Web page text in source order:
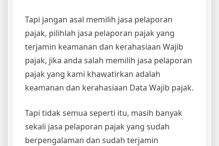
Tapi jangan asal memilih jasa pelaporan
pajak, pilihlah jasa pelaporan pajak yang
terjamin keamanan dan kerahasiaan Wajib
pajak, jika anda salah memilih jasa pelaporan
pajak yang kami khawatirkan adalah
keamanan dan kerahasiaan Data Wajib pajak.
Tapi tidak semua seperti itu, masih banyak
sekali jasa pelaporan pajak yang sudah
berpengalaman dan sudah terjamin